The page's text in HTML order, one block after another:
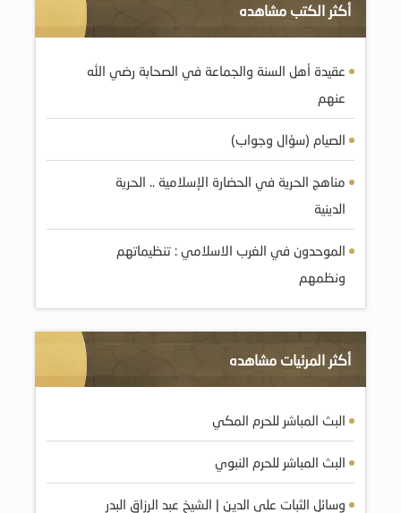
أكثر الكتب مشاهده
عقيدة أهل السنة والجماعة في الصحابة رضي الله
عنهم
الصيام (سؤال وجواب)
مناهج الحرية في الحضارة الإسلامية .. الحرية
الدينية
الموحدون في الغرب الاسلامي : تنظيماتهم
ونظمهم
أكثر المرئيات مشاهده
البث المباشر للحرم المكي
البث المباشر للحرم النبوي
وسائل الثبات على الدين | الشيخ عبد الرزاق البدر